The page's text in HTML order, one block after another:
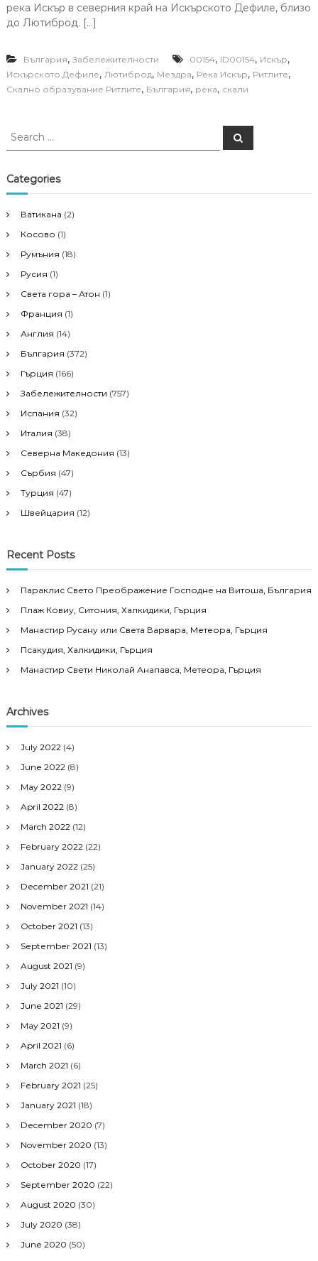
река Искър в северния край на Искърското Дефиле, близо
до Лютиброд. […]
България, Забележителности 00154, ID00154, Искър,
Искърското Дефиле, Лютиброд, Мездра, Река Искър, Ритлите,
Скално образувание Ритлите, България, река, скали
S
r
c
f
o
r
S
e
Categories
Ватикана (2)
Косово (1)
Румъния (18)
Русия (1)
Света гора – Атон (1)
Франция (1)
Англия (14)
България (372)
Гърция (166)
Забележителности (757)
Испания (32)
Италия (38)
Северна Македония (13)
Сърбия (47)
Турция (47)
Швейцария (12)
Recent Posts
Параклис Свето Преображение Господне на Витоша, България
Плаж Ковиу, Ситония, Халкидики, Гърция
Манастир Русану или Света Варвара, Метеора, Гърция
Псакудия, Халкидики, Гърция
Манастир Свети Николай Анапавса, Метеора, Гърция
Archives
July 2022 (4)
June 2022 (8)
May 2022 (9)
April 2022 (8)
March 2022 (12)
February 2022 (22)
January 2022 (25)
December 2021 (21)
November 2021 (14)
October 2021 (13)
September 2021 (13)
August 2021 (9)
July 2021 (10)
June 2021 (29)
May 2021 (9)
April 2021 (6)
March 2021 (6)
February 2021 (25)
January 2021 (18)
December 2020 (7)
November 2020 (13)
October 2020 (17)
September 2020 (22)
August 2020 (30)
July 2020 (38)
June 2020 (50)